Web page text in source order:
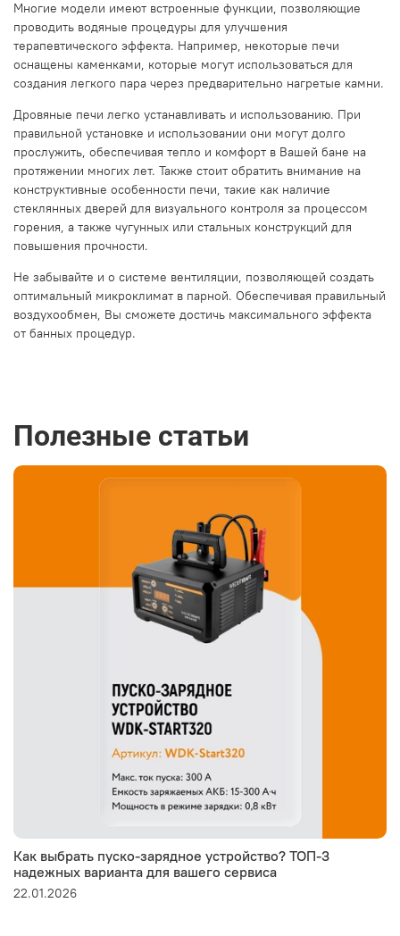
Многие модели имеют встроенные функции, позволяющие
проводить водяные процедуры для улучшения
терапевтического эффекта. Например, некоторые печи
оснащены каменками, которые могут использоваться для
создания легкого пара через предварительно нагретые камни.
Дровяные печи легко устанавливать и использованию. При
правильной установке и использовании они могут долго
прослужить, обеспечивая тепло и комфорт в Вашей бане на
протяжении многих лет. Также стоит обратить внимание на
конструктивные особенности печи, такие как наличие
стеклянных дверей для визуального контроля за процессом
горения, а также чугунных или стальных конструкций для
повышения прочности.
Не забывайте и о системе вентиляции, позволяющей создать
оптимальный микроклимат в парной. Обеспечивая правильный
воздухообмен, Вы сможете достичь максимального эффекта
от банных процедур.
Полезные статьи
Как выбрать пуско-зарядное устройство? ТОП-3
надежных варианта для вашего сервиса
22.01.2026